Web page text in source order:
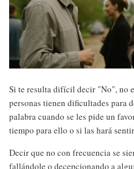
Si te resulta difícil decir "No", no
personas tienen dificultades para
palabra cuando se les pide un
tiempo para ello o si las hará
Decir que no con frecuencia se
fallándole o decepcionando a